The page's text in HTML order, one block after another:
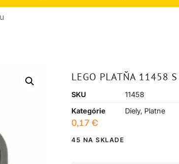
LEGO PLATŇA 11458
SKU
11458
Kategórie
Diely, Platne
0,17 €
45 NA SKLADE